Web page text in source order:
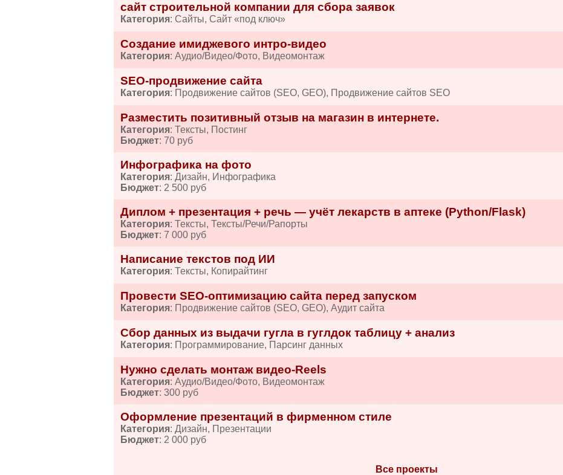
сайт строительной компании для сбора заявок
Категория: Сайты, Сайт «под ключ»
Создание имиджевого интро-видео
Категория: Аудио/Видео/Фото, Видеомонтаж
SEO-продвижение сайта
Категория: Продвижение сайтов (SEO, GEO), Продвижение сайтов SEO
Разместить позитивный отзыв на магазин в интернете.
Категория: Тексты, Постинг
Бюджет: 70 руб
Инфографика на фото
Категория: Дизайн, Инфографика
Бюджет: 2 500 руб
Диплом + презентация + речь — учёт лекарств в аптеке (Python/Flask)
Категория: Тексты, Тексты/Речи/Рапорты
Бюджет: 7 000 руб
Написание текстов под ИИ
Категория: Тексты, Копирайтинг
Провести SEO-оптимизацию сайта перед запуском
Категория: Продвижение сайтов (SEO, GEO), Аудит сайта
Сбор данных из выдачи гугла в гуглдок таблицу + анализ
Категория: Программирование, Парсинг данных
Нужно сделать монтаж видео-Reels
Категория: Аудио/Видео/Фото, Видеомонтаж
Бюджет: 300 руб
Оформление презентаций в фирменном стиле
Категория: Дизайн, Презентации
Бюджет: 2 000 руб
Все проекты